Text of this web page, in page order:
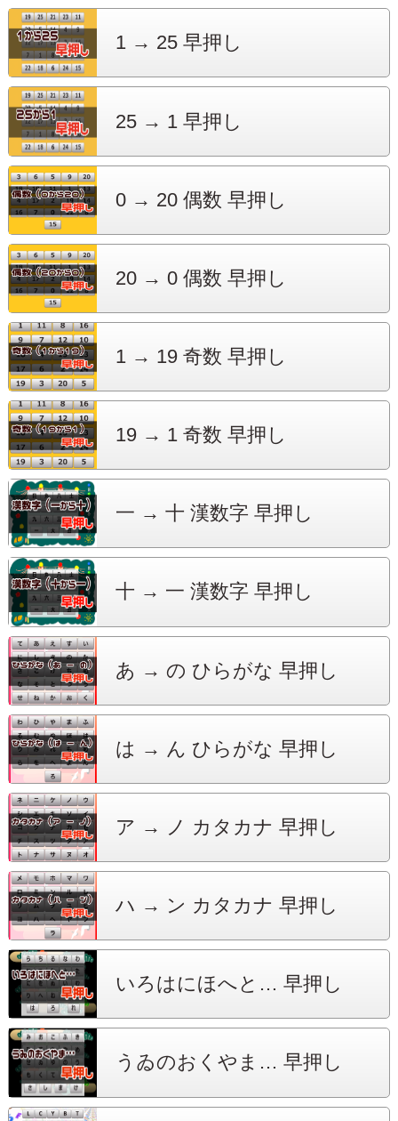
1 → 25 早押し
25 → 1 早押し
0 → 20 偶数 早押し
20 → 0 偶数 早押し
1 → 19 奇数 早押し
19 → 1 奇数 早押し
一 → 十 漢数字 早押し
十 → 一 漢数字 早押し
あ → の ひらがな 早押し
は → ん ひらがな 早押し
ア → ノ カタカナ 早押し
ハ → ン カタカナ 早押し
いろはにほへと… 早押し
うゐのおくやま… 早押し